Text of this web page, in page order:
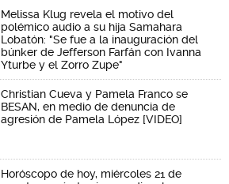
Melissa Klug revela el motivo del
polémico audio a su hija Samahara
Lobatón: "Se fue a la inauguración del
búnker de Jefferson Farfán con Ivanna
Yturbe y el Zorro Zupe"
Christian Cueva y Pamela Franco se
BESAN, en medio de denuncia de
agresión de Pamela López [VIDEO]
Horóscopo de hoy, miércoles 21 de